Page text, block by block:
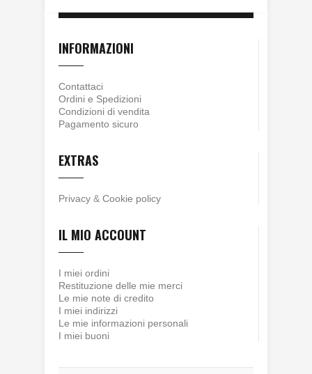
INFORMAZIONI
Contattaci
Ordini e Spedizioni
Condizioni di vendita
Pagamento sicuro
EXTRAS
Privacy & Cookie policy
IL MIO ACCOUNT
I miei ordini
Restituzione delle mie merci
Le mie note di credito
I miei indirizzi
Le mie informazioni personali
I miei buoni